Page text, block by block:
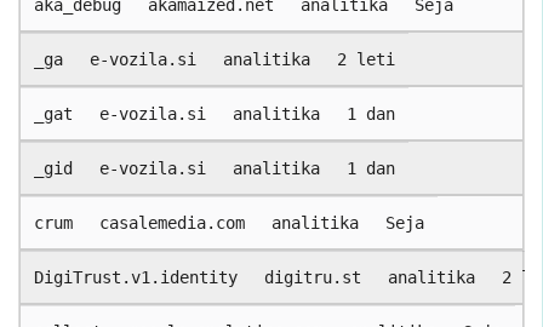
aka_debug akamaized.net analitika Seja
_ga e-vozila.si analitika 2 leti
_gat e-vozila.si analitika 1 dan
_gid e-vozila.si analitika 1 dan
crum casalemedia.com analitika Seja
DigiTrust.v1.identity digitru.st analitika 2